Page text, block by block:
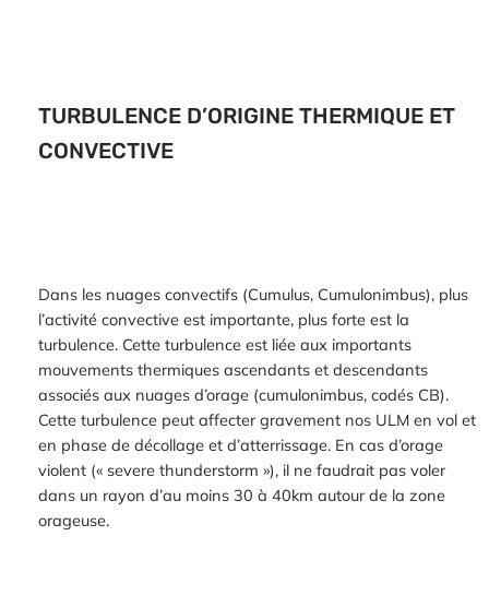
TURBULENCE D’ORIGINE THERMIQUE ET
CONVECTIVE
Dans les nuages convectifs (Cumulus, Cumulonimbus), plus
l’activité convective est importante, plus forte est la
turbulence. Cette turbulence est liée aux importants
mouvements thermiques ascendants et descendants
associés aux nuages d’orage (cumulonimbus, codés CB).
Cette turbulence peut affecter gravement nos ULM en vol et
en phase de décollage et d’atterrissage. En cas d’orage
violent (« severe thunderstorm »), il ne faudrait pas voler
dans un rayon d’au moins 30 à 40km autour de la zone
orageuse.